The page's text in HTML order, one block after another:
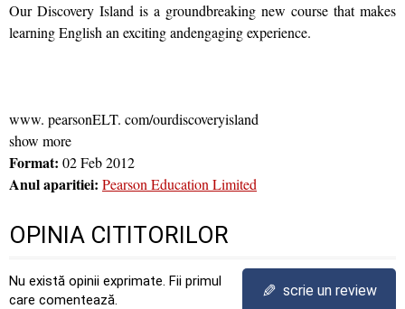
Our Discovery Island is a groundbreaking new course that makes
learning English an exciting andengaging experience.
www. pearsonELT. com/ourdiscoveryisland
show more
Format: 02 Feb 2012
Anul aparitiei: Pearson Education Limited
OPINIA CITITORILOR
Nu există opinii exprimate. Fii primul
care comentează.
✎ scrie un review